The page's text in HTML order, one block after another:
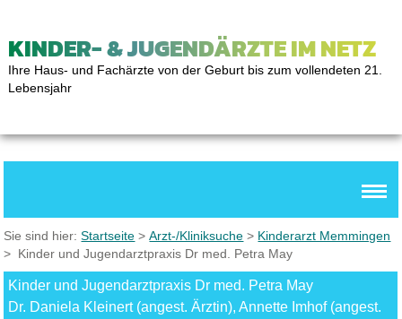
KINDER- & JUGENDÄRZTE IM NETZ
Ihre Haus- und Fachärzte von der Geburt bis zum vollendeten 21.
Lebensjahr
Sie sind hier:Startseite >Arzt-/Kliniksuche > Kinderarzt Memmingen
> Kinder und Jugendarztpraxis Dr med. Petra May
Kinder und Jugendarztpraxis Dr med. Petra May
Dr. Daniela Kleinert (angest. Ärztin), Annette Imhof (angest.